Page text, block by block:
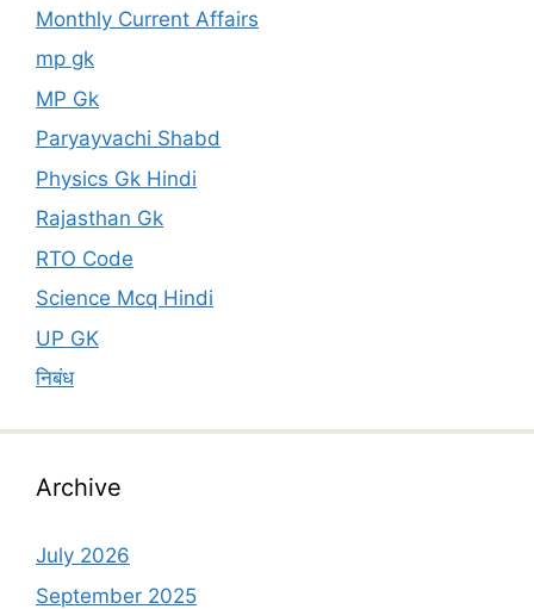
Monthly Current Affairs
mp gk
MP Gk
Paryayvachi Shabd
Physics Gk Hindi
Rajasthan Gk
RTO Code
Science Mcq Hindi
UP GK
निबंध
Archive
July 2026
September 2025